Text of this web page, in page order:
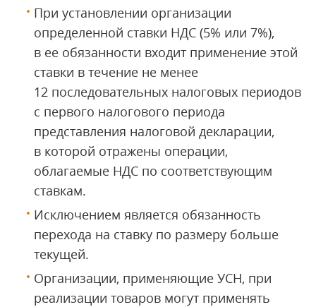
При установлении организации
определенной ставки НДС (5% или 7%),
в ее обязанности входит применение этой
ставки в течение не менее
12 последовательных налоговых периодов
с первого налогового периода
представления налоговой декларации,
в которой отражены операции,
облагаемые НДС по соответствующим
ставкам.
Исключением является обязанность
перехода на ставку по размеру больше
текущей.
Организации, применяющие УСН, при
реализации товаров могут применять